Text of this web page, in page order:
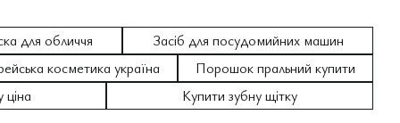
для обличчя
Засіб для посудомийних машин
косметика україна
Порошок пральний купити
ціна Купити зубну щітку